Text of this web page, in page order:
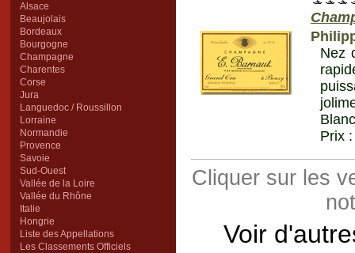
Alsace
Beaujolais
Bordeaux
Bourgogne
Champagne
Charentes
Corse
Jura
Languedoc / Roussillon
Lorraine
Normandie
Provence
Savoie
Sud-Ouest
Vallée de la Loire
Vallée du Rhône
Italie
Hongrie
Liste des Appellations
Les Classements Officiels
Nez
Prix
Cliquer sur les
Voir